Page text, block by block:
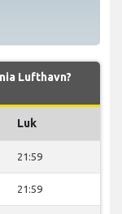
Lufthavn?
Luk
21:59
21:59